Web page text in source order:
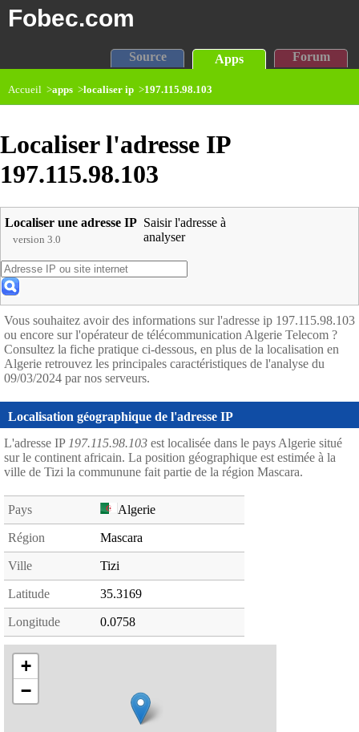
Fobec.com
Source Apps Forum
Accueil >apps >localiser ip >197.115.98.103
Localiser l'adresse IP
197.115.98.103
Localiser une adresse IP
version 3.0
Saisir l'adresse à
analyser
Vous souhaitez avoir des informations sur l'adresse ip 197.115.98.103
ou encore sur l'opérateur de télécommunication Algerie Telecom ?
Consultez la fiche pratique ci-dessous, en plus de la localisation en
Algerie retrouvez les principales caractéristiques de l'analyse du
09/03/2024 par nos serveurs.
Localisation géographique de l'adresse IP
L'adresse IP 197.115.98.103 est localisée dans le pays Algerie situé
sur le continent africain. La position géographique est estimée à la
ville de Tizi la communune fait partie de la région Mascara.
Pays Algerie
Région Mascara
Ville Tizi
Latitude 35.3169
Longitude 0.0758
+
−